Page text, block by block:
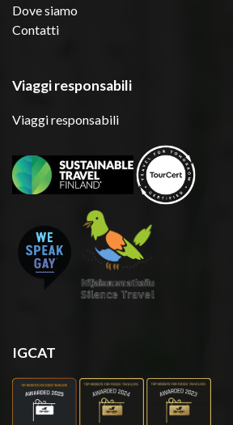
Dove siamo
Contatti
Viaggi responsabili
Viaggi responsabili
IGCAT